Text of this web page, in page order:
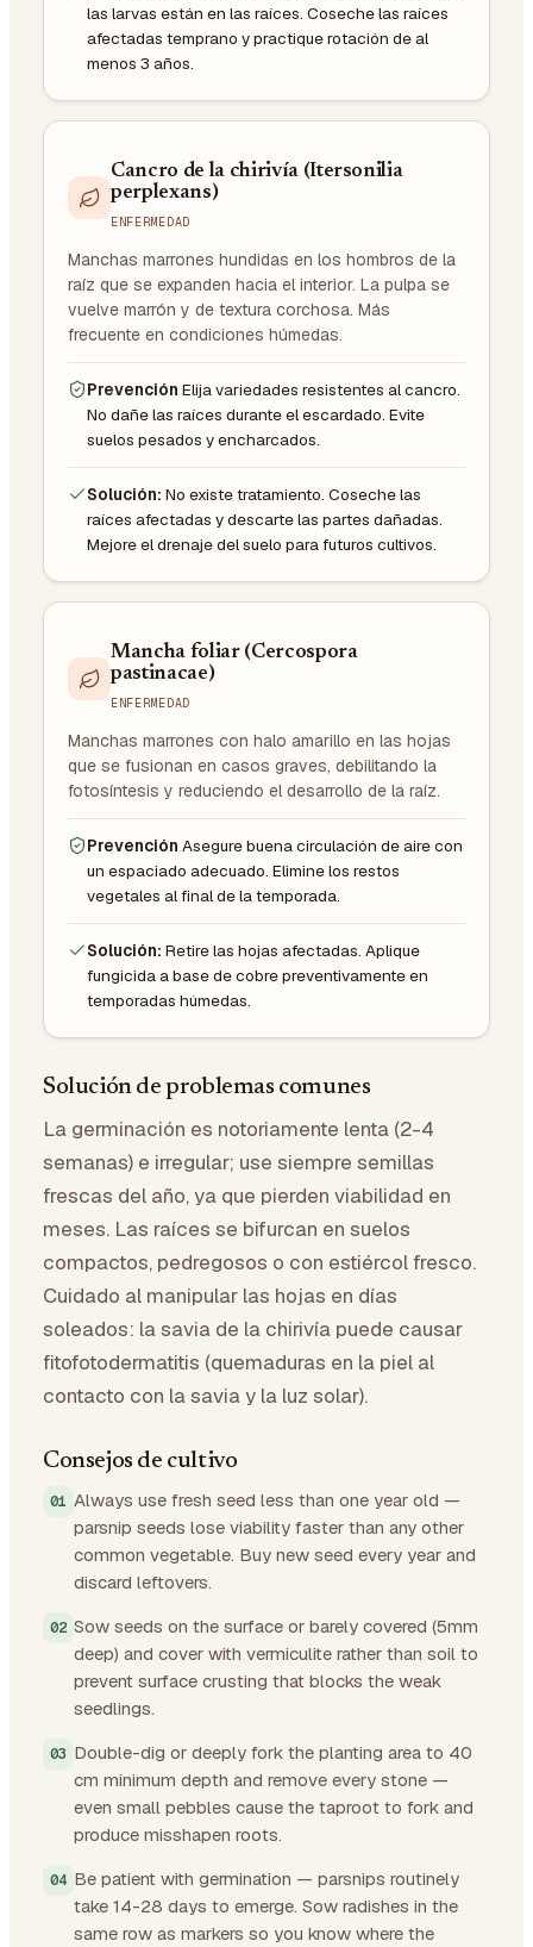
las larvas están en las raíces. Coseche las raíces
afectadas temprano y practique rotación de al
menos 3 años.
Cancro de la chirivía (Itersonilia
perplexans)
ENFERMEDAD
Manchas marrones hundidas en los hombros de la
raíz que se expanden hacia el interior. La pulpa se
vuelve marrón y de textura corchosa. Más
frecuente en condiciones húmedas.
Prevención Elija variedades resistentes al cancro.
No dañe las raíces durante el escardado. Evite
suelos pesados y encharcados.
Solución: No existe tratamiento. Coseche las
raíces afectadas y descarte las partes dañadas.
Mejore el drenaje del suelo para futuros cultivos.
Mancha foliar (Cercospora
pastinacae)
ENFERMEDAD
Manchas marrones con halo amarillo en las hojas
que se fusionan en casos graves, debilitando la
fotosíntesis y reduciendo el desarrollo de la raíz.
Prevención Asegure buena circulación de aire con
un espaciado adecuado. Elimine los restos
vegetales al final de la temporada.
Solución: Retire las hojas afectadas. Aplique
fungicida a base de cobre preventivamente en
temporadas húmedas.
Solución de problemas comunes
La germinación es notoriamente lenta (2-4
semanas) e irregular; use siempre semillas
frescas del año, ya que pierden viabilidad en
meses. Las raíces se bifurcan en suelos
compactos, pedregosos o con estiércol fresco.
Cuidado al manipular las hojas en días
soleados: la savia de la chirivía puede causar
fitofotodermatitis (quemaduras en la piel al
contacto con la savia y la luz solar).
Consejos de cultivo
Always use fresh seed less than one year old —
parsnip seeds lose viability faster than any other
common vegetable. Buy new seed every year and
discard leftovers.
Sow seeds on the surface or barely covered (5mm
deep) and cover with vermiculite rather than soil to
prevent surface crusting that blocks the weak
seedlings.
Double-dig or deeply fork the planting area to 40
cm minimum depth and remove every stone —
even small pebbles cause the taproot to fork and
produce misshapen roots.
Be patient with germination — parsnips routinely
take 14-28 days to emerge. Sow radishes in the
same row as markers so you know where the